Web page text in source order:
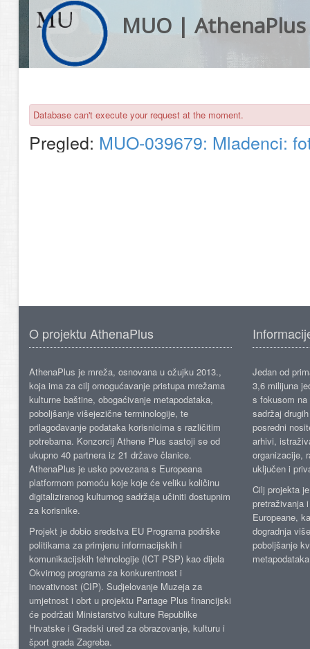
MUO | AthenaPlus
Database can't execute your request at the moment.
Pregled: MUO-039679: Mladenci:
O projektu AthenaPlus
AthenaPlus je mreža, osnovana u ožujku 2013.,
koja ima za cilj omogućavanje pristupa mrežama
kulturne baštine, obogaćivanje metapodataka,
poboljšanje višejezične terminologije, te
prilagođavanje podataka korisnicima s različitim
potrebama. Konzorcij Athene Plus sastoji se od
ukupno 40 partnera iz 21 države članice.
AthenaPlus je usko povezana s Europeana
platformom pomoću koje koje će veliku količinu
digitaliziranog kulturnog sadržaja učiniti dostupnim
za korisnike.
Projekt je dobio sredstva EU Programa podrške
politikama za primjenu informacijskih i
komunikacijskih tehnologije (ICT PSP) kao dijela
Okvirnog programa za konkurentnost i
inovativnost (CIP). Sudjelovanje Muzeja za
umjetnost i obrt u projektu Partage Plus financijski
će podržati Ministarstvo kulture Republike
Hrvatske i Gradski ured za obrazovanje, kulturu i
šport grada Zagreba.
Jedan od
3,6 milijuna
s fokusom
sadržaj
posredni
arhivi,
organizacije,
uključen i
Cilj projekta
pretraživanja
Europeane,
dogradnja
poboljšanje